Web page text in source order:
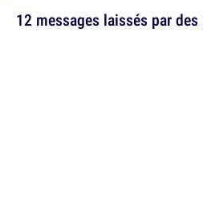
12 messages laissés par